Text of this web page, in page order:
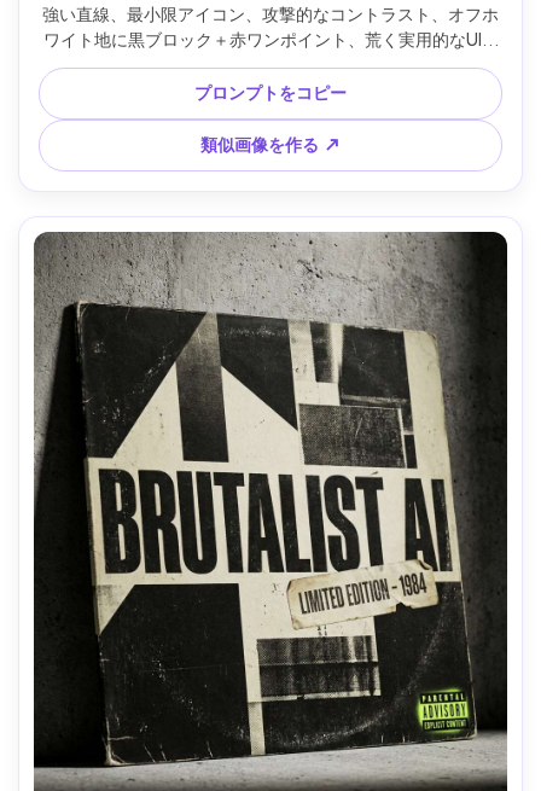
強い直線、最小限アイコン、攻撃的なコントラスト、オフホ
ワイト地に黒ブロック＋赤ワンポイント、荒く実用的なUI、
微細なCRTノイズ、自然光下の写真、コンクリ床の上、
50mm、クリアなディテール --ar 4:5
プロンプトをコピー
類似画像を作る ↗